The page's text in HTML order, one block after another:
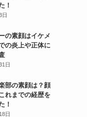
！
日
の素顔はイケメ
の炎上や正体に
日
部の素顔は？顔
れまでの経歴を
！
日